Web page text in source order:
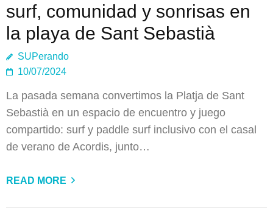
surf, comunidad y sonrisas en
la playa de Sant Sebastià
SUPerando
10/07/2024
La pasada semana convertimos la Platja de Sant
Sebastià en un espacio de encuentro y juego
compartido: surf y paddle surf inclusivo con el casal
de verano de Acordis, junto…
READ MORE